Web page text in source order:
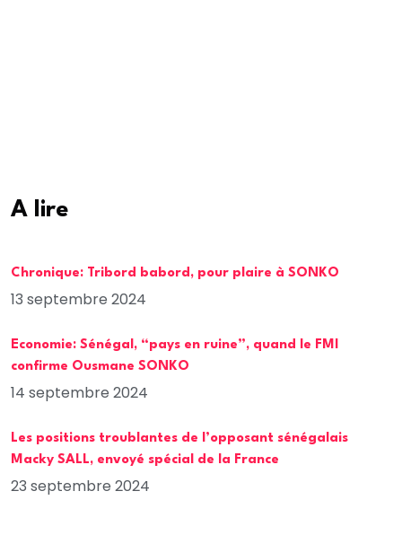
A lire
Chronique: Tribord babord, pour plaire à SONKO
13 septembre 2024
Economie: Sénégal, “pays en ruine”, quand le FMI
confirme Ousmane SONKO
14 septembre 2024
Les positions troublantes de l’opposant sénégalais
Macky SALL, envoyé spécial de la France
23 septembre 2024